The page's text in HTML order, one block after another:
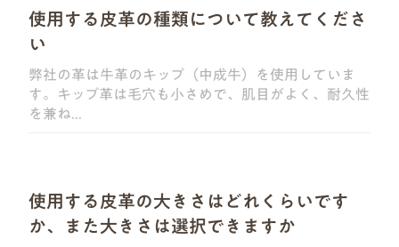
使用する皮革の種類について教えてくださ
い
弊社の革は牛革のキップ（中成牛）を使用していま
す。キップ革は毛穴も小さめで、肌目がよく、耐久性
を兼ね...
使用する皮革の大きさはどれくらいです
か、また大きさは選択できますか